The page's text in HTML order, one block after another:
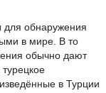
для обнаружения
в мире. В то
обычно дают
в Турции